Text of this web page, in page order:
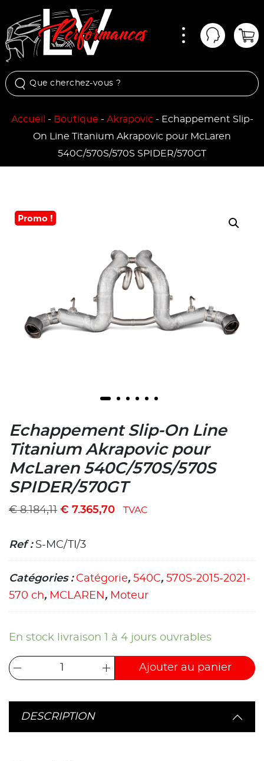
Mon
Accueil - Boutique - Akrapovic- Echappement Slip-
On Line Titanium Akrapovic pour McLaren
540C/570S/570S SPIDER/570GT
Promo !
Echappement Slip-On Line
Titanium Akrapovic pour
McLaren 540C/570S/570S
SPIDER/570GT
€8.184,11 € 7.365,70 TVAC
Ref : S-MC/TI/3
Catégories : Catégorie, 540C, 570S-2015-2021-
570 ch, MCLAREN , Moteur
En stock livraison 1 à 4 jours ouvrables
Ajouter au panier
DESCRIPTION